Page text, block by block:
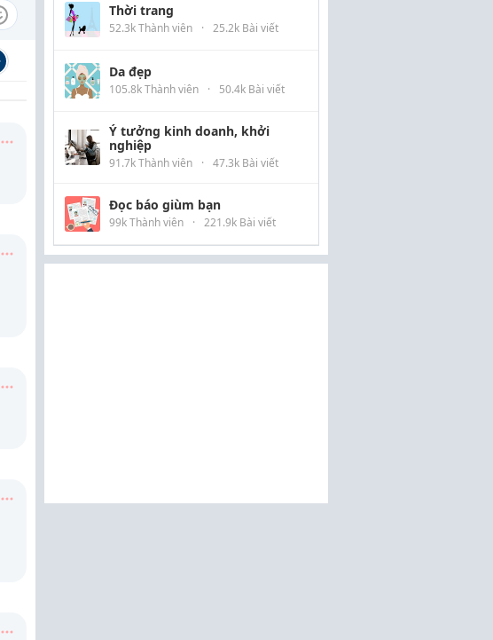
Thời trang
52.3k Thành viên · 25.2k Bài viết
Da đẹp
105.8k Thành viên · 50.4k Bài viết
Ý tưởng kinh doanh, khởi
nghiệp
91.7k Thành viên · 47.3k Bài viết
Đọc báo giùm bạn
99k Thành viên · 221.9k Bài viết